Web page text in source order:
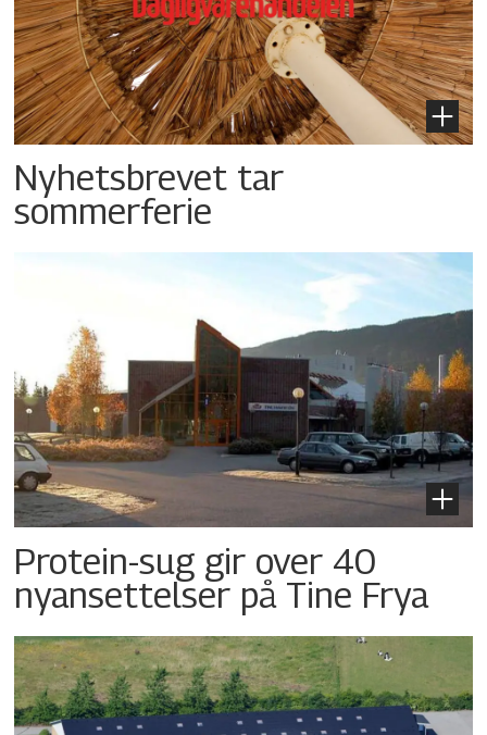
Nyhetsbrevet tar
sommerferie
Protein-sug gir over 40
nyansettelser på Tine Frya